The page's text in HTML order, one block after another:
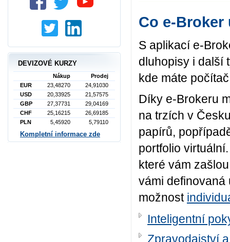
Co e-Broker
S aplikací e-
dluhopisy i další
kde máte
Díky e-Brokeru
na trzích v
papírů,
portfolio
které vám
vámi definovaná
možnost
Inteligentní
Zpravodajství
DEVIZOVÉ KURZY
Nákup
Prodej
EUR
23,48270
24,91030
USD
20,33925
21,57575
GBP
27,37731
29,04169
CHF
25,16215
26,69185
PLN
5,45920 5,79110
Kompletní informace zde